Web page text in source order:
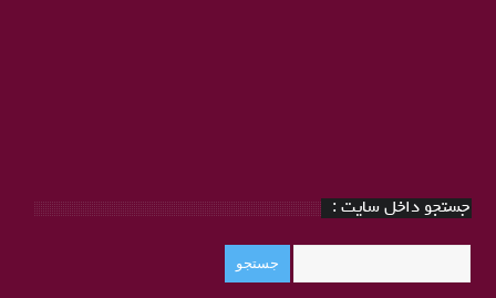
جستجو داخل سایت :